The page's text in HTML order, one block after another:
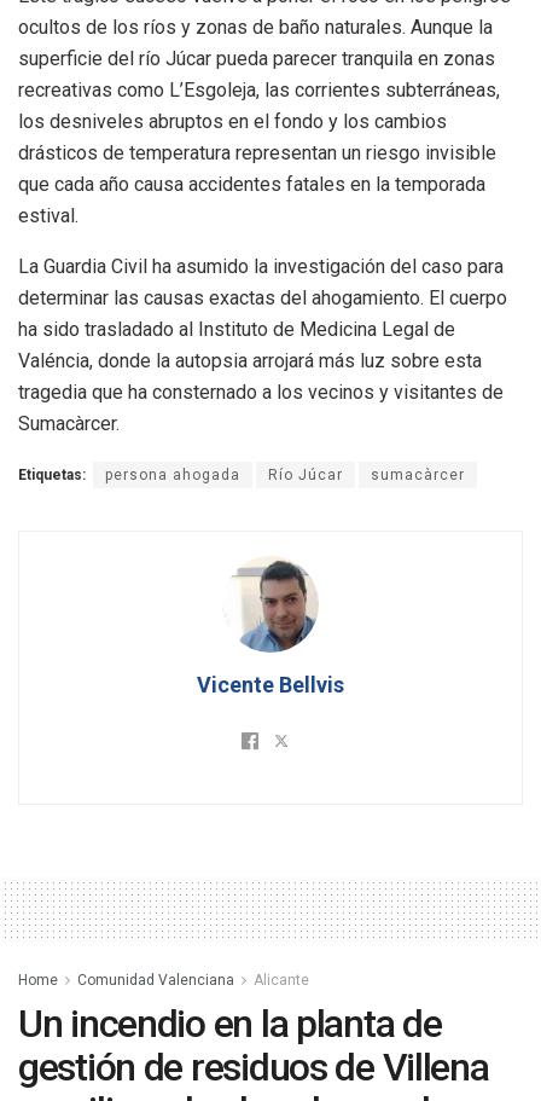
ocultos de los ríos y zonas de baño naturales. Aunque la
superficie del río Júcar pueda parecer tranquila en zonas
recreativas como L’Esgoleja, las corrientes subterráneas,
los desniveles abruptos en el fondo y los cambios
drásticos de temperatura representan un riesgo invisible
que cada año causa accidentes fatales en la temporada
estival.
La Guardia Civil ha asumido la investigación del caso para
determinar las causas exactas del ahogamiento. El cuerpo
ha sido trasladado al Instituto de Medicina Legal de
Valéncia, donde la autopsia arrojará más luz sobre esta
tragedia que ha consternado a los vecinos y visitantes de
Sumacàrcer.
Etiquetas: persona ahogada Río Júcar sumacàrcer
Vicente Bellvis
Home Comunidad Valenciana Alicante
Un incendio en la planta de
gestión de residuos de Villena